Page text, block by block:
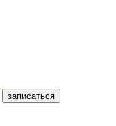
записаться